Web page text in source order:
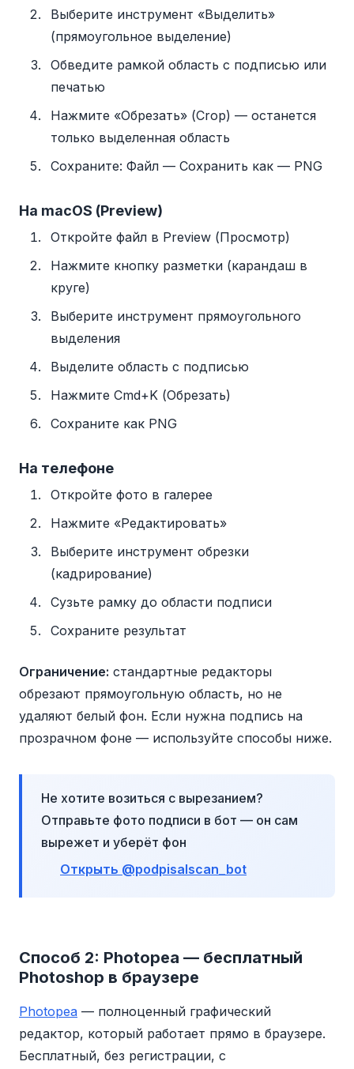
Выберите инструмент «Выделить»
(прямоугольное выделение)
Обведите рамкой область с подписью или
печатью
Нажмите «Обрезать» (Crop) — останется
только выделенная область
Сохраните: Файл — Сохранить как — PNG
На macOS (Preview)
Откройте файл в Preview (Просмотр)
Нажмите кнопку разметки (карандаш в
круге)
Выберите инструмент прямоугольного
выделения
Выделите область с подписью
Нажмите Cmd+K (Обрезать)
Сохраните как PNG
На телефоне
Откройте фото в галерее
Нажмите «Редактировать»
Выберите инструмент обрезки
(кадрирование)
Сузьте рамку до области подписи
Сохраните результат
Ограничение: стандартные редакторы
обрезают прямоугольную область, но не
удаляют белый фон. Если нужна подпись на
прозрачном фоне — используйте способы ниже.
Не хотите возиться с вырезанием?
Отправьте фото подписи в бот — он сам
вырежет и уберёт фон
Открыть @podpisalscan_bot
Способ 2: Photopea — бесплатный
Photoshop в браузере
Photopea — полноценный графический
редактор, который работает прямо в браузере.
Бесплатный, без регистрации, с